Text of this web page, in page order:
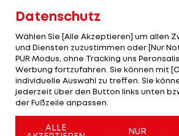
Das olympische Dream Team der
1 VON 30
Datenschutz
Wählen Sie [Alle Akzeptieren] um allen
und Diensten zuzustimmen oder [Nur
PUR Modus, ohne Tracking uns
Werbung fortzufahren. Sie können mit
individuelle Auswahl zu treffen. Sie
jederzeit über den Button links unten
der Fußzeile anpassen.
ALLE
NUR